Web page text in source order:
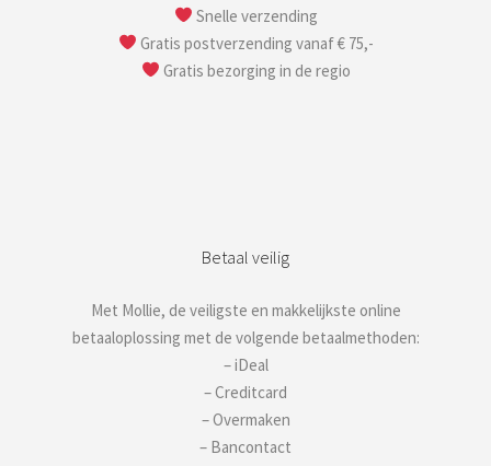
Snelle verzending
Gratis postverzending vanaf € 75,-
Gratis bezorging in de regio
Betaal veilig
Met Mollie, de veiligste en makkelijkste online
betaaloplossing met de volgende betaalmethoden:
– iDeal
– Creditcard
– Overmaken
– Bancontact